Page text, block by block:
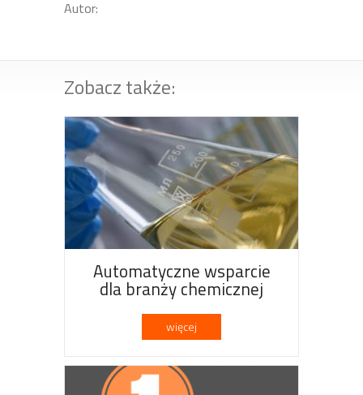
Autor:
Zobacz także:
Automatyczne wsparcie
dla branży chemicznej
więcej